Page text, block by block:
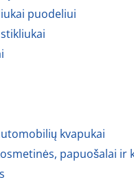
puodeliui
kvapukai
papuošalai ir